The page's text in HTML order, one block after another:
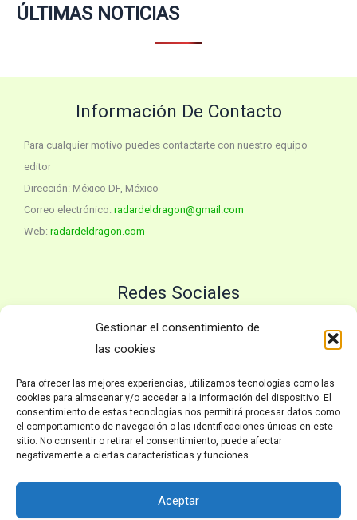
Gestionar el consentimiento de
las cookies
Para ofrecer las mejores experiencias, utilizamos tecnologías como las
cookies para almacenar y/o acceder a la información del dispositivo. El
consentimiento de estas tecnologías nos permitirá procesar datos como
el comportamiento de navegación o las identificaciones únicas en este
sitio. No consentir o retirar el consentimiento, puede afectar
negativamente a ciertas características y funciones.
Aceptar
ÚLTIMAS NOTICIAS
Información De Contacto
Para cualquier motivo puedes contactarte con nuestro equipo
editor
Dirección: México DF, México
Correo electrónico: radardeldragon@gmail.com
Web: radardeldragon.com
Redes Sociales
Twitter
YouTube
Políticas
Inicio
Política de privacidad
Política de Cookies